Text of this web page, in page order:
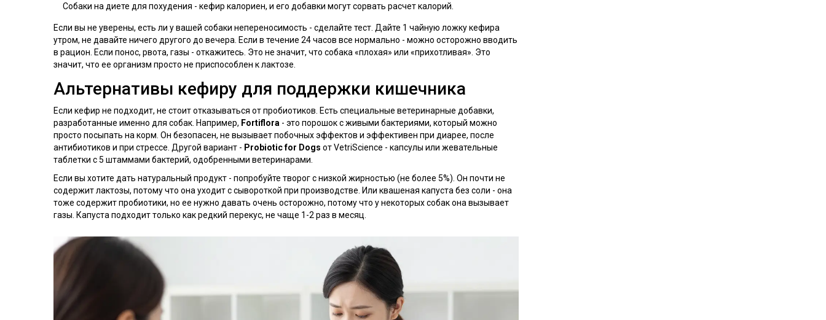
Собаки на диете для похудения - кефир калориен, и его добавки могут сорвать расчет калорий.
Если вы не уверены, есть ли у вашей собаки непереносимость - сделайте тест. Дайте 1 чайную ложку кефира
утром, не давайте ничего другого до вечера. Если в течение 24 часов все нормально - можно осторожно вводить
в рацион. Если понос, рвота, газы - откажитесь. Это не значит, что собака «плохая» или «прихотливая». Это
значит, что ее организм просто не приспособлен к лактозе.
Альтернативы кефиру для поддержки кишечника
Если кефир не подходит, не стоит отказываться от пробиотиков. Есть специальные ветеринарные добавки,
разработанные именно для собак. Например, Fortiflora - это порошок с живыми бактериями, который можно
просто посыпать на корм. Он безопасен, не вызывает побочных эффектов и эффективен при диарее, после
антибиотиков и при стрессе. Другой вариант - Probiotic for Dogs от VetriScience - капсулы или жевательные
таблетки с 5 штаммами бактерий, одобренными ветеринарами.
Если вы хотите дать натуральный продукт - попробуйте творог с низкой жирностью (не более 5%). Он почти не
содержит лактозы, потому что она уходит с сывороткой при производстве. Или квашеная капуста без соли - она
тоже содержит пробиотики, но ее нужно давать очень осторожно, потому что у некоторых собак она вызывает
газы. Капуста подходит только как редкий перекус, не чаще 1-2 раз в месяц.